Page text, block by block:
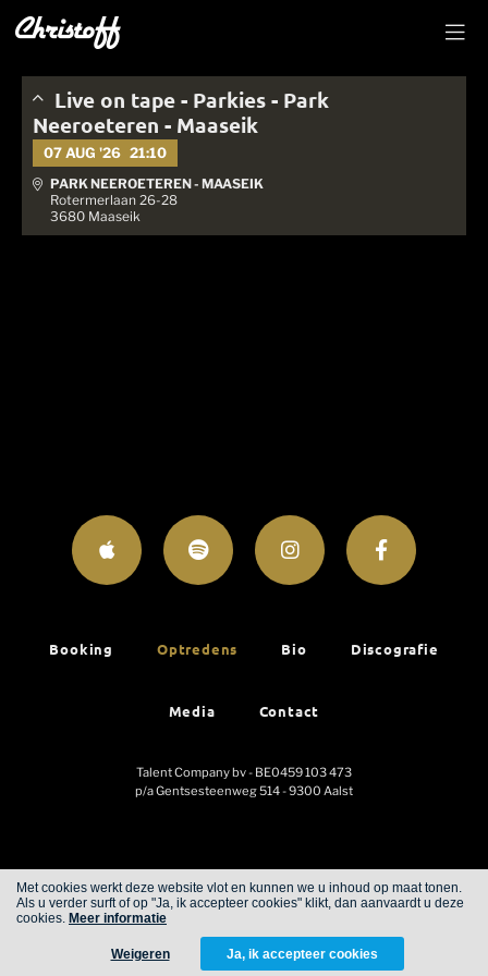
Live on tape - Parkies - Park
Neeroeteren - Maaseik
07 AUG '26 21:10
PARK NEEROETEREN - MAASEIK
Rotermerlaan 26-28
3680 Maaseik
Booking Optredens Bio Discografie
Media Contact
Talent Company bv - BE0459 103 473
p/a Gentsesteenweg 514 - 9300 Aalst
Cookies Privacy
FROM ALWAYS AWAKE
Met cookies werkt deze website vlot en kunnen we u inhoud op maat tonen.
Als u verder surft of op "Ja, ik accepteer cookies" klikt, dan aanvaardt u deze
cookies. Meer informatie
Weigeren Ja, ik accepteer cookies